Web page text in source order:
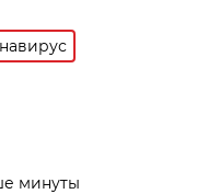
минуты